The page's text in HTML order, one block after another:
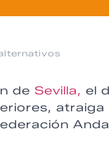
de Sevilla, el